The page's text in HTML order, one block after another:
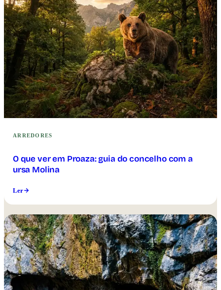
ARREDORES
O que ver em Proaza: guia do concelho com a
ursa Molina
Ler